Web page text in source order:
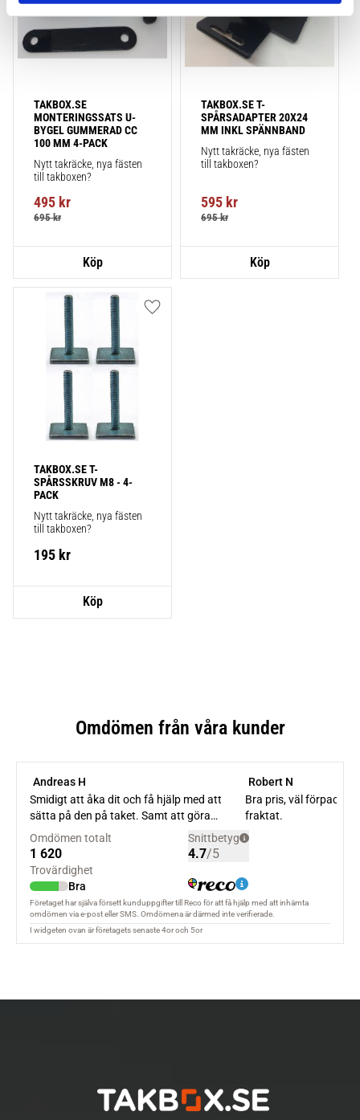
TAKBOX.SE
MONTERINGSSATS U-
BYGEL GUMMERAD CC
100 MM 4-PACK
Nytt takräcke, nya fästen
till takboxen?
495 kr
695kr
TAKBOX.SE T-
SPÅRSADAPTER 20X24
MM INKL SPÄNNBAND
Nytt takräcke, nya fästen
till takboxen?
595 kr
695kr
TAKBOX.SE T-
SPÅRSSKRUV M8 - 4-
PACK
Nytt takräcke, nya fästen
till takboxen?
195 kr
Lägg till i favoriter